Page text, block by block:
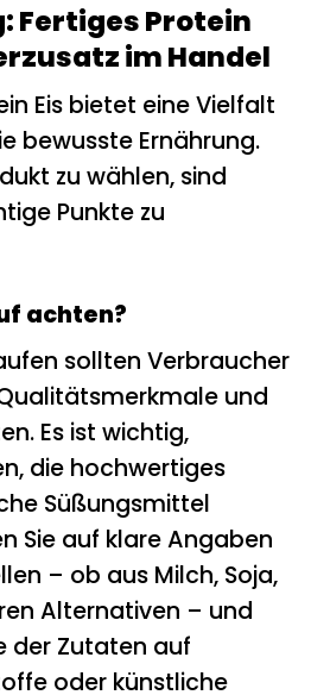
Fertiges Protein
im Handel
Eis bietet eine Vielfalt
bewusste Ernährung.
zu wählen, sind
Punkte zu
achten?
sollten Verbraucher
und
Es ist wichtig,
die hochwertiges
Süßungsmittel
Sie auf klare Angaben
– ob aus Milch, Soja,
Alternativen – und
der Zutaten auf
oder künstliche